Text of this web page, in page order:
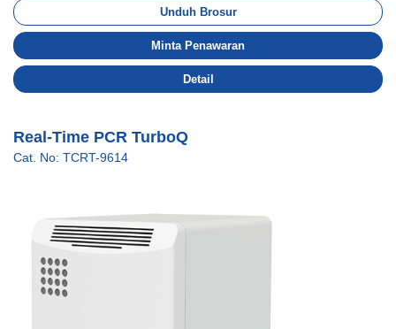
Unduh Brosur
Minta Penawaran
Detail
Real-Time PCR TurboQ
Cat. No: TCRT-9614